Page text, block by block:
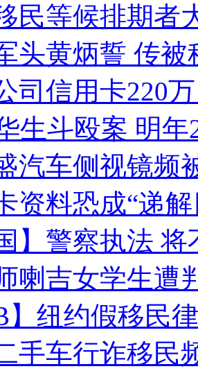
民等候排期者
头黄炳誓 传被
司信用卡220
生斗殴案 明年
汽车侧视镜频
资料恐成“递
】警察执法
喇吉女学生遭
】纽约假移民
手车行诈移民